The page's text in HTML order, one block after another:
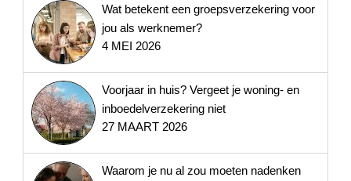
Wat betekent een groepsverzekering voor
jou als werknemer?
4 MEI 2026
Voorjaar in huis? Vergeet je woning- en
inboedelverzekering niet
27 MAART 2026
Waarom je nu al zou moeten nadenken